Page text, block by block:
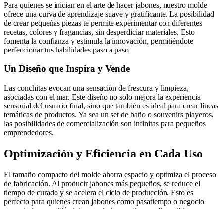
Para quienes se inician en el arte de hacer jabones, nuestro molde
ofrece una curva de aprendizaje suave y gratificante. La posibilidad
de crear pequeñas piezas te permite experimentar con diferentes
recetas, colores y fragancias, sin desperdiciar materiales. Esto
fomenta la confianza y estimula la innovación, permitiéndote
perfeccionar tus habilidades paso a paso.
Un Diseño que Inspira y Vende
Las conchitas evocan una sensación de frescura y limpieza,
asociadas con el mar. Este diseño no solo mejora la experiencia
sensorial del usuario final, sino que también es ideal para crear líneas
temáticas de productos. Ya sea un set de baño o souvenirs playeros,
las posibilidades de comercialización son infinitas para pequeños
emprendedores.
Optimización y Eficiencia en Cada Uso
El tamaño compacto del molde ahorra espacio y optimiza el proceso
de fabricación. Al producir jabones más pequeños, se reduce el
tiempo de curado y se acelera el ciclo de producción. Esto es
perfecto para quienes crean jabones como pasatiempo o negocio